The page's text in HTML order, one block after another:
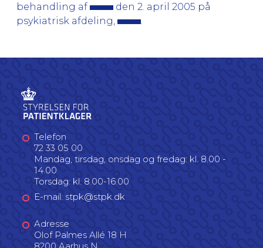
behandling af
den 2. april 2005 på
psykiatrisk afdeling,
Telefon
72 33 05 00
Mandag, tirsdag, onsdag og fredag: kl. 8.00 -
14.00
Torsdag: kl. 8.00-16.00
E-mail: stpk@stpk.dk
Adresse
Olof Palmes Allé 18 H
8200 Aarhus N